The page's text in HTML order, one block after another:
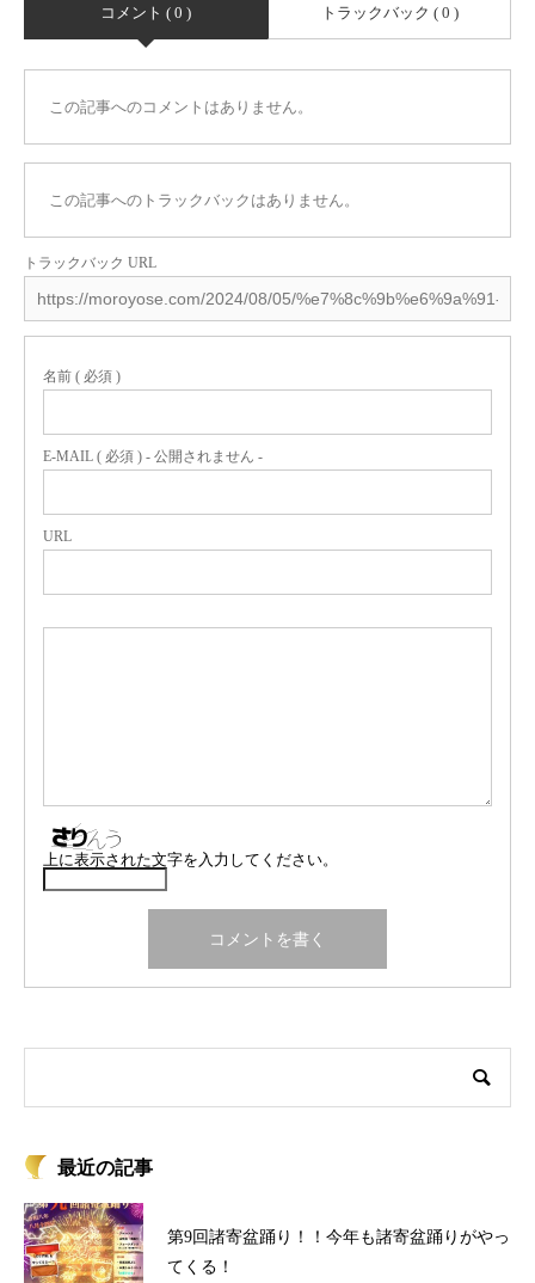
コメント ( 0 ) トラックバック ( 0 )
この記事へのコメントはありません。
この記事へのトラックバックはありません。
トラックバック URL
名前 ( 必須 )
E-MAIL ( 必須 ) - 公開されません -
URL
上に表示された文字を入力してください。
最近の記事
第9回諸寄盆踊り！！今年も諸寄盆踊りがやっ
てくる！